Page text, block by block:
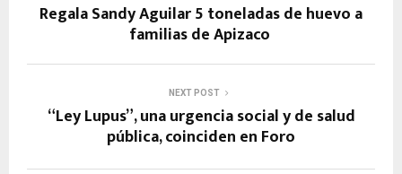
Regala Sandy Aguilar 5 toneladas de huevo a
familias de Apizaco
NEXT POST
“Ley Lupus”, una urgencia social y de salud
pública, coinciden en Foro